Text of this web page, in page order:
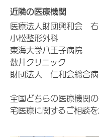
近隣の医療機関
医療法人財団興和会 右
小松整形外科
東海大学八王子病院
数井クリニック
財団法人 仁和会総合病
全国どちらの医療機関
宅医療に関するご相談を